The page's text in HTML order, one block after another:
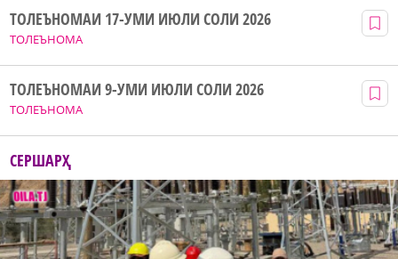
ТОЛЕЪНОМА
ТОЛЕЪНОМАИ 17-УМИ ИЮЛИ СОЛИ 2026
ТОЛЕЪНОМА
ТОЛЕЪНОМАИ 9-УМИ ИЮЛИ СОЛИ 2026
СЕРШАРҲ